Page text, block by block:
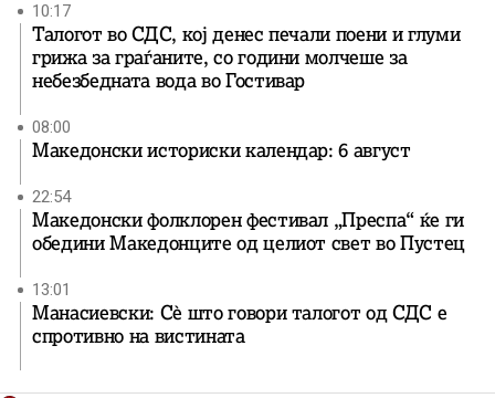
10:17
Талогот во СДС, кој денес печали поени и глуми
грижа за граѓаните, со години молчеше за
небезбедната вода во Гостивар
08:00
Македонски историски календар: 6 август
22:54
Македонски фолклорен фестивал „Преспа“ ќе ги
обедини Македонците од целиот свет во Пустец
13:01
Манасиевски: Сè што говори талогот од СДС е
спротивно на вистината